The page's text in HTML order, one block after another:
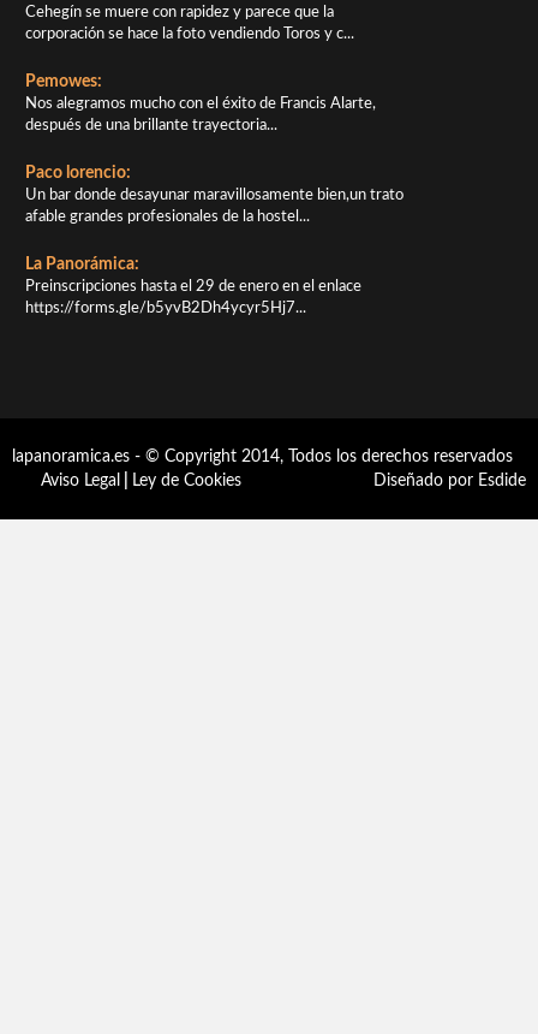
Cehegín se muere con rapidez y parece que la
corporación se hace la foto vendiendo Toros y c...
Pemowes:
Nos alegramos mucho con el éxito de Francis Alarte,
después de una brillante trayectoria...
Paco lorencio:
Un bar donde desayunar maravillosamente bien,un trato
afable grandes profesionales de la hostel...
La Panorámica:
Preinscripciones hasta el 29 de enero en el enlace
https://forms.gle/b5yvB2Dh4ycyr5Hj7...
lapanoramica.es - © Copyright 2014, Todos los derechos reservados
Aviso Legal
Ley de Cookies Diseñado por Esdide